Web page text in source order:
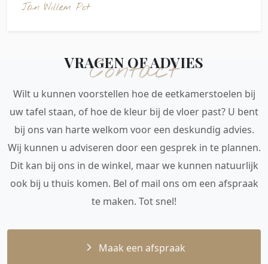
Jan Willem Pot
Contact
VRAGEN OF ADVIES
Wilt u kunnen voorstellen hoe de eetkamerstoelen bij
uw tafel staan, of hoe de kleur bij de vloer past? U bent
bij ons van harte welkom voor een deskundig advies.
Wij kunnen u adviseren door een gesprek in te plannen.
Dit kan bij ons in de winkel, maar we kunnen natuurlijk
ook bij u thuis komen. Bel of mail ons om een afspraak
te maken. Tot snel!
Maak een afspraak